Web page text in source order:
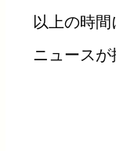
以上の時間
ニュースが